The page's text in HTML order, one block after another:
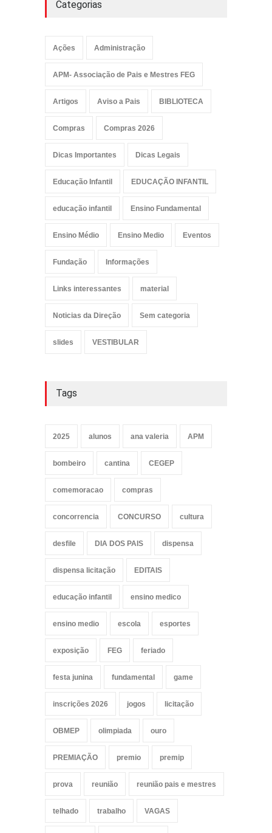
Categorias
Ações Administração
APM- Associação de Pais e Mestres FEG
Artigos Aviso a Pais BIBLIOTECA
Compras Compras 2026
Dicas Importantes Dicas Legais
Educação Infantil EDUCAÇÃO INFANTIL
educação infantil Ensino Fundamental
Ensino Médio Ensino Medio Eventos
Fundação Informações
Links interessantes material
Noticias da Direção Sem categoria
slides VESTIBULAR
Tags
2025 alunos ana valeria APM
bombeiro cantina CEGEP
comemoracao compras
concorrencia CONCURSO cultura
desfile DIA DOS PAIS dispensa
dispensa licitação EDITAIS
educação infantil ensino medico
ensino medio escola esportes
exposição FEG feriado
festa junina fundamental game
inscrições 2026 jogos licitação
OBMEP olimpiada ouro
PREMIAÇÃO premio premip
prova reunião reunião pais e mestres
telhado trabalho VAGAS